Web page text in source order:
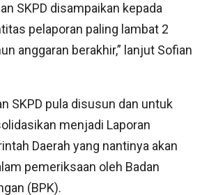
SKPD disampaikan kepada
pelaporan paling lambat 2
anggaran berakhir,” lanjut Sofian
SKPD pula disusun dan untuk
menjadi Laporan
Daerah yang nantinya akan
pemeriksaan oleh Badan
(BPK).